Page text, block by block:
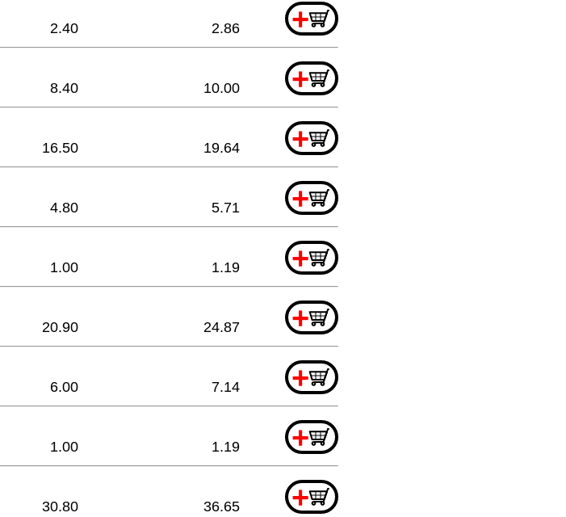
+
2.40 2.86
+
8.40 10.00
+
16.50 19.64
+
4.80 5.71
+
1.00 1.19
+
20.90 24.87
+
6.00 7.14
+
1.00 1.19
+
30.80 36.65